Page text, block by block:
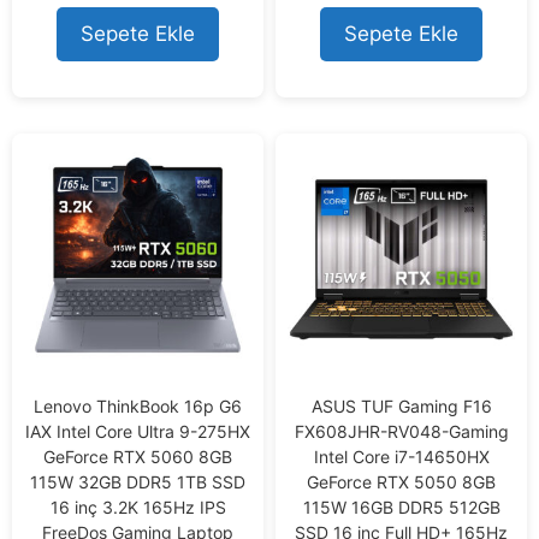
t
o
f
5
Sepete Ekle
t
o
f
5
Sepete Ekle
Lenovo ThinkBook 16p G6
IAX Intel Core Ultra 9-275HX
GeForce RTX 5060 8GB
115W 32GB DDR5 1TB SSD
16 inç 3.2K 165Hz IPS
FreeDos Gaming Laptop
ASUS TUF Gaming F16
FX608JHR-RV048-Gaming
Intel Core i7-14650HX
GeForce RTX 5050 8GB
115W 16GB DDR5 512GB
SSD 16 inç Full HD+ 165Hz